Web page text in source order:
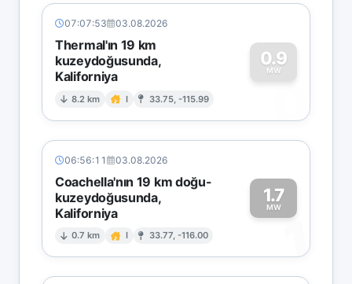
07:07:53 03.08.2026
Thermal'ın 19 km
kuzeydoğusunda,
Kaliforniya
8.2 km I 33.75, -115.99
0.9
MW
0
06:56:11 03.08.2026
Coachella'nın 19 km doğu-
kuzeydoğusunda,
Kaliforniya
0.7 km I 33.77, -116.00
1.7
MW
1